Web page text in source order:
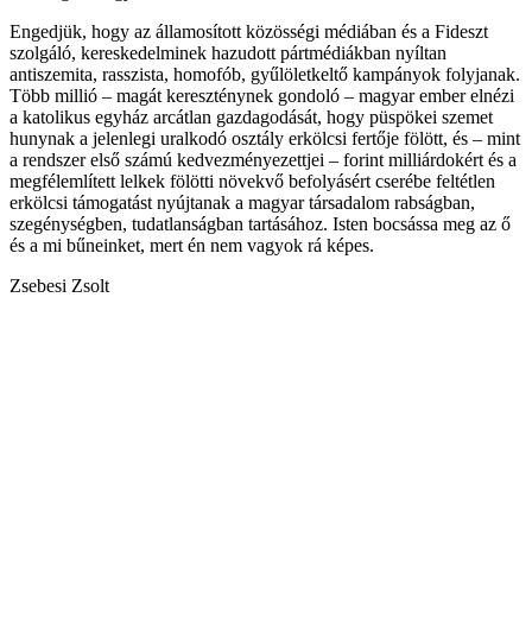
Engedjük, hogy az államosított közösségi médiában és a Fideszt
szolgáló, kereskedelminek hazudott pártmédiákban nyíltan
antiszemita, rasszista, homofób, gyűlöletkeltő kampányok folyjanak.
Több millió – magát kereszténynek gondoló – magyar ember elnézi
a katolikus egyház arcátlan gazdagodását, hogy püspökei szemet
hunynak a jelenlegi uralkodó osztály erkölcsi fertője fölött, és – mint
a rendszer első számú kedvezményezettjei – forint milliárdokért és a
megfélemlített lelkek fölötti növekvő befolyásért cserébe feltétlen
erkölcsi támogatást nyújtanak a magyar társadalom rabságban,
szegénységben, tudatlanságban tartásához. Isten bocsássa meg az ő
és a mi bűneinket, mert én nem vagyok rá képes.
Zsebesi Zsolt